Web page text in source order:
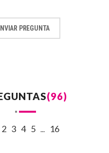
PREGUNTA
(96)
2 3 4 5 ... 16